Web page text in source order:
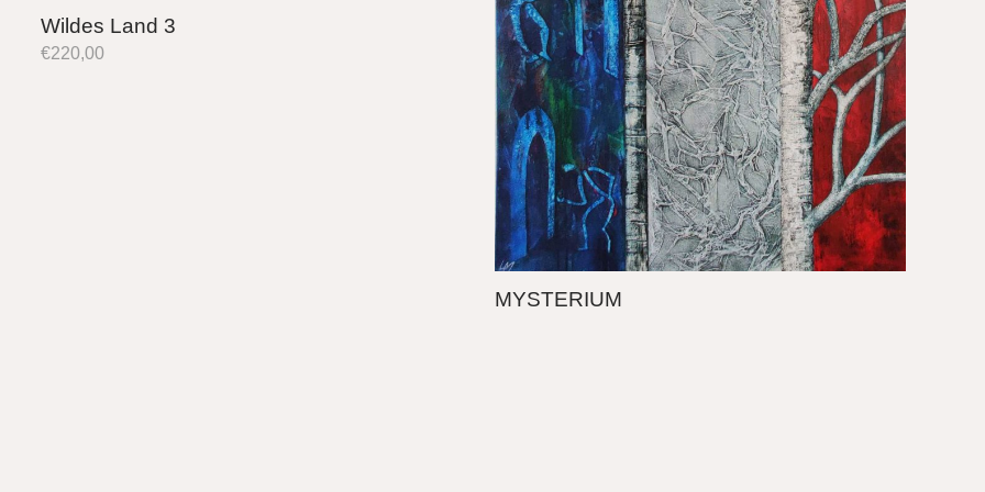
Wildes Land 3
€220,00
MYSTERIUM